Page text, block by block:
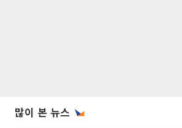
많이 본 뉴스